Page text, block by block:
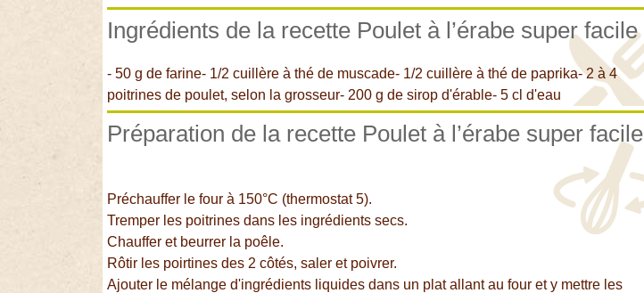
Ingrédients de la recette Poulet à l’érabe super facile
- 50 g de farine- 1/2 cuillère à thé de muscade- 1/2 cuillère à thé de paprika- 2 à 4
poitrines de poulet, selon la grosseur- 200 g de sirop d'érable- 5 cl d'eau
Préparation de la recette Poulet à l’érabe super facile
Préchauffer le four à 150°C (thermostat 5).
Tremper les poitrines dans les ingrédients secs.
Chauffer et beurrer la poêle.
Rôtir les poirtines des 2 côtés, saler et poivrer.
Ajouter le mélange d'ingrédients liquides dans un plat allant au four et y mettre les